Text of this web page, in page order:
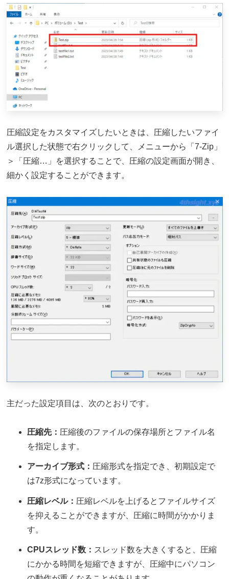
圧縮設定をカスタマイズしたいときは、圧縮したいファイ
ル選択した状態で右クリックして、メニューから「7-Zip」
＞「圧縮…」を選択することで、圧縮の設定画面が開き、
細かく設定することができます。
主だった設定項目は、次のとおりです。
圧縮先： 圧縮後のファイルの保存場所とファイル名
を指定します。
アーカイブ形式： 圧縮形式を指定でき、初期設定で
は7z形式になっています。
圧縮レベル： 圧縮レベルを上げるとファイルサイズ
を抑えることができますが、圧縮に時間がかかりま
す。
CPUスレッド数： スレッド数を大きくすると、圧縮
にかかる時間を短縮できますが、圧縮中にパソコン